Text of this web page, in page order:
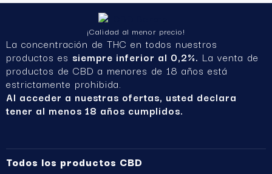
¡Calidad al menor precio!
La concentración de THC en todos nuestros
productos es siempre inferior al 0,2%. La venta de
productos de CBD a menores de 18 años está
estrictamente prohibida.
Al acceder a nuestras ofertas, usted declara
tener al menos 18 años cumplidos.
Todos los productos CBD